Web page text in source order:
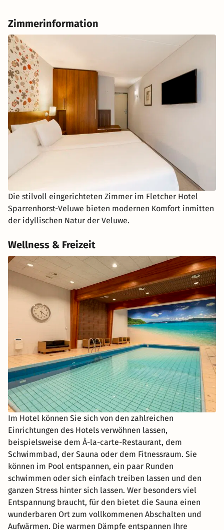
Zimmerinformation
Die stilvoll eingerichteten Zimmer im Fletcher Hotel
Sparrenhorst-Veluwe bieten modernen Komfort inmitten
der idyllischen Natur der Veluwe.
Wellness & Freizeit
Im Hotel können Sie sich von den zahlreichen
Einrichtungen des Hotels verwöhnen lassen,
beispielsweise dem À-la-carte-Restaurant, dem
Schwimmbad, der Sauna oder dem Fitnessraum. Sie
können im Pool entspannen, ein paar Runden
schwimmen oder sich einfach treiben lassen und den
ganzen Stress hinter sich lassen. Wer besonders viel
Entspannung braucht, für den bietet die Sauna einen
wunderbaren Ort zum vollkommenen Abschalten und
Aufwärmen. Die warmen Dämpfe entspannen Ihre